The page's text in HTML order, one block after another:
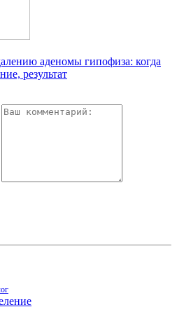
аденомы гипофиза: когда
результат